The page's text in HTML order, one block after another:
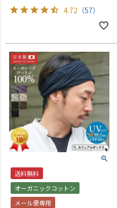
4.72 （57）
送料無料
オーガニックコットン
メール便専用